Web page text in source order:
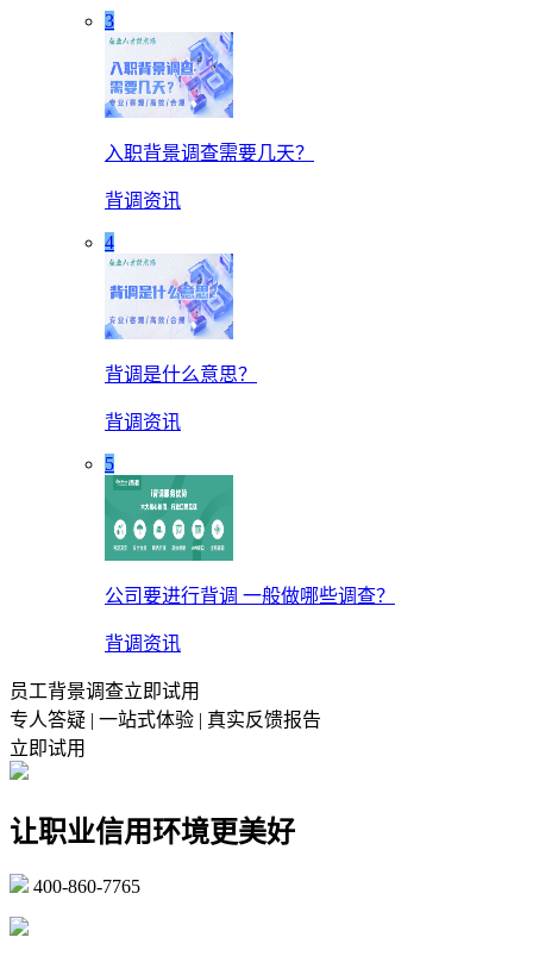
3
入职背景调查需要几天？
背调资讯
4
背调是什么意思？
背调资讯
5
公司要进行背调 一般做哪些调查？
背调资讯
员工背景调查立即试用
专人答疑 | 一站式体验 | 真实反馈报告
立即试用
让职业信用环境更美好
400-860-7765